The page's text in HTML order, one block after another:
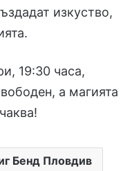
изкуство,
19:30 часа,
а магията
Бенд Пловдив